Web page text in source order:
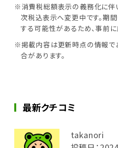
※消費税総額表示の義務化に伴
次税込表示へ変更中です。期
する可能性があるため、事前に
※掲載内容は更新時点の情報で
合があります。
最新クチコミ
takanori